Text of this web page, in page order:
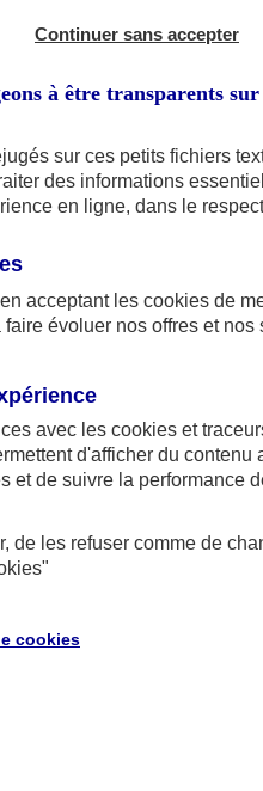
Continuer sans accepter
à être transparents
sur ces petits fichiers
des informations
en ligne, dans le
acceptant les cookies de
évoluer nos offres et nos
avec les cookies et
d'afficher du contenu
et de suivre la performance
de les refuser comme de
"
cookies